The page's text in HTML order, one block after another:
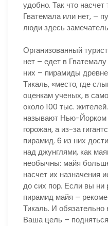
удобно. Так что
Гватемала или нет, –
люди здесь
Организованный
нет – едет в
них – пирамиды
Тикаль, «место, где
оценкам ученых, в
около 100 тыс.
называют Нью-Йорком
горожан, а из-за
пирамид. 6 из них
над джунглями, как
необычны: майя
насчет их назначения
до сих пор. Если вы ни
пирамид майя –
Тикаль. И
Ваша цель –